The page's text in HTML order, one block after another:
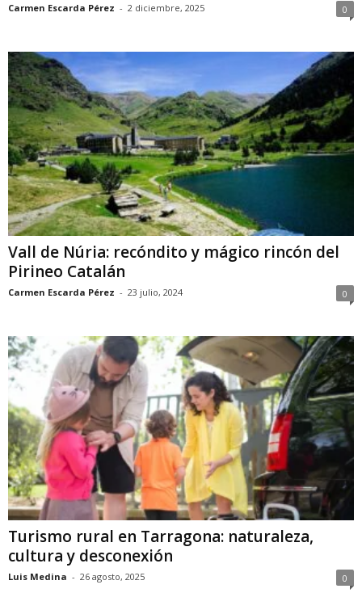
Carmen Escarda Pérez - 2 diciembre, 2025 0
Vall de Núria: recóndito y mágico rincón del
Pirineo Catalán
Carmen Escarda Pérez - 23 julio, 2024 0
Turismo rural en Tarragona: naturaleza,
cultura y desconexión
Luis Medina - 26 agosto, 2025 0